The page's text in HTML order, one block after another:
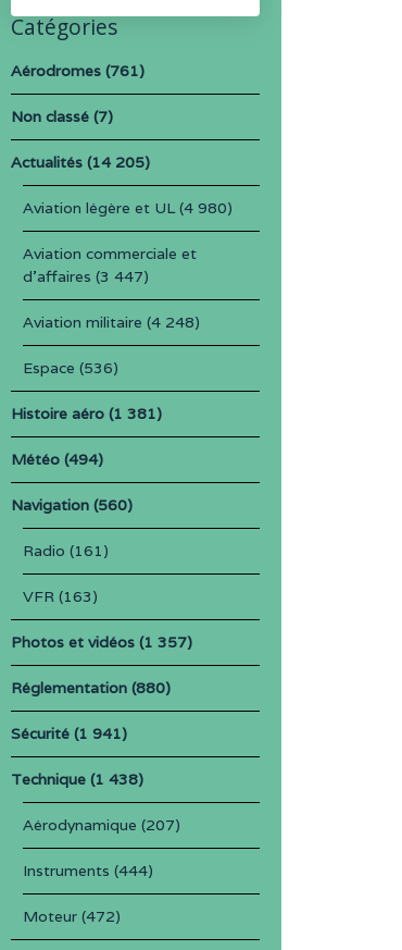
Catégories
Aérodromes(761)
Non classé(7)
Actualités(14 205)
Aviation légère et UL(4 980)
Aviation commerciale et
d'affaires (3 447)
Aviation militaire (4 248)
Espace (536)
Histoire aéro(1 381)
Météo(494)
Navigation(560)
Radio (161)
VFR (163)
Photos et vidéos(1 357)
Réglementation(880)
Sécurité(1 941)
Technique(1 438)
Aérodynamique (207)
Instruments (444)
Moteur(472)